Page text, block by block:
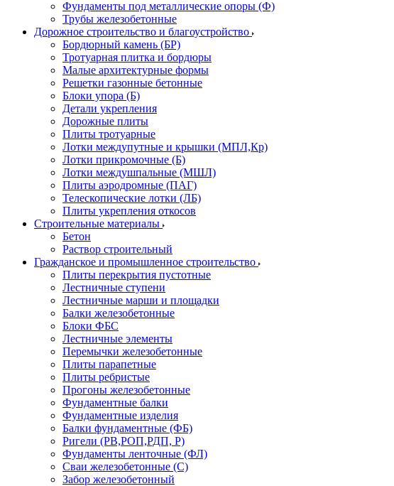
Фундаменты под металлические опоры (Ф)
Трубы железобетонные
Дорожное строительство и благоустройство
Бордюрный камень (БР)
Тротуарная плитка и бордюры
Малые архитектурные формы
Решетки газонные бетонные
Блоки упора (Б)
Детали укрепления
Дорожные плиты
Плиты тротуарные
Лотки междупутные и крышки (МПЛ,Кр)
Лотки прикромочные (Б)
Лотки междушпальные (МШЛ)
Плиты аэродромные (ПАГ)
Телескопические лотки (ЛБ)
Плиты укрепления откосов
Строительные материалы
Бетон
Раствор строительный
Гражданское и промышленное строительство
Плиты перекрытия пустотные
Лестничные ступени
Лестничные марши и площадки
Балки железобетонные
Блоки ФБС
Лестничные элементы
Перемычки железобетонные
Плиты парапетные
Плиты ребристые
Прогоны железобетонные
Фундаментные балки
Фундаментные изделия
Балки фундаментные (ФБ)
Ригели (РВ,РОП,РДП, Р)
Фундаменты ленточные (ФЛ)
Сваи железобетонные (С)
Забор железобетонный